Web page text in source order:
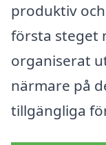
produktiv
första steget
organiserat
närmare på
tillgängliga